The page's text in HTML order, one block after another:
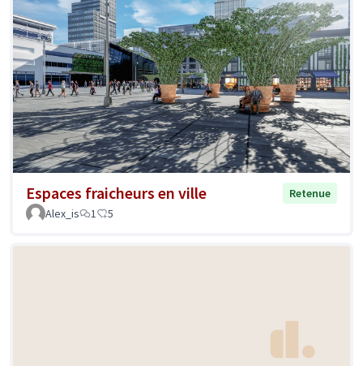
Espaces fraicheurs en ville
Retenue
Alex_is
1 5